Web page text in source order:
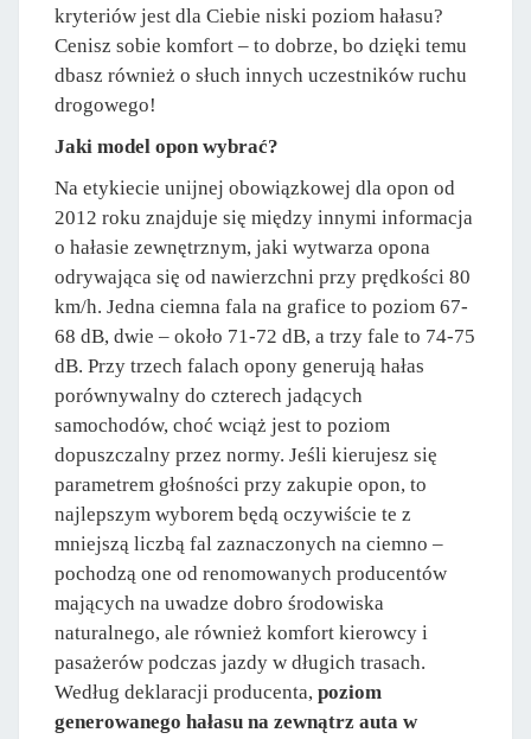
kryteriów jest dla Ciebie niski poziom hałasu?
Cenisz sobie komfort – to dobrze, bo dzięki temu
dbasz również o słuch innych uczestników ruchu
drogowego!
Jaki model opon wybrać?
Na etykiecie unijnej obowiązkowej dla opon od
2012 roku znajduje się między innymi informacja
o hałasie zewnętrznym, jaki wytwarza opona
odrywająca się od nawierzchni przy prędkości 80
km/h. Jedna ciemna fala na grafice to poziom 67-
68 dB, dwie – około 71-72 dB, a trzy fale to 74-75
dB. Przy trzech falach opony generują hałas
porównywalny do czterech jadących
samochodów, choć wciąż jest to poziom
dopuszczalny przez normy. Jeśli kierujesz się
parametrem głośności przy zakupie opon, to
najlepszym wyborem będą oczywiście te z
mniejszą liczbą fal zaznaczonych na ciemno –
pochodzą one od renomowanych producentów
mających na uwadze dobro środowiska
naturalnego, ale również komfort kierowcy i
pasażerów podczas jazdy w długich trasach.
Według deklaracji producenta, poziom
generowanego hałasu na zewnątrz auta w